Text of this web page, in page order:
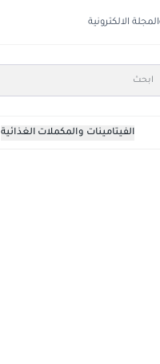
المجلة الالكترونية
الفيتامينات والمكملات الغذائية